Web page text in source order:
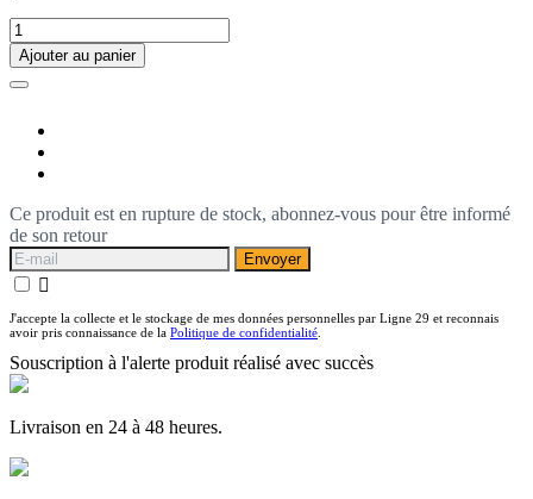
Ajouter au panier
Ce produit est en rupture de stock, abonnez-vous pour être informé
de son retour
Envoyer

J'accepte la collecte et le stockage de mes données personnelles par Ligne 29 et reconnais
avoir pris connaissance de la Politique de confidentialité.
Souscription à l'alerte produit réalisé avec succès
Livraison en 24 à 48 heures.